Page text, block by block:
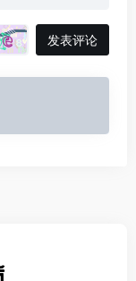
发表评论